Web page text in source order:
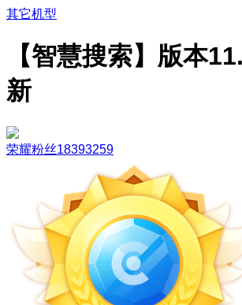
其它机型
【智慧搜索】版本
新
荣耀粉丝18393259